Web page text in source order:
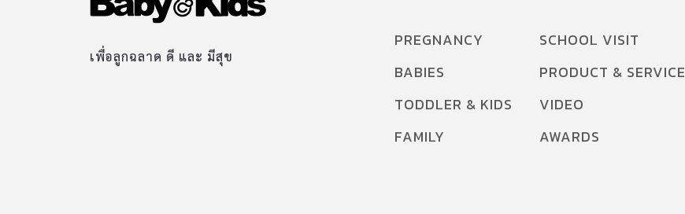
เพื่อลูกฉลาด ดี และ มีสุข
PREGNANCY
BABIES
TODDLER & KIDS
FAMILY
SCHOOL VISIT
PRODUCT & SERVICE
VIDEO
AWARDS